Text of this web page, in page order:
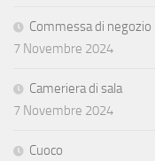
Commessa di negozio
7 Novembre 2024
Cameriera di sala
7 Novembre 2024
Cuoco